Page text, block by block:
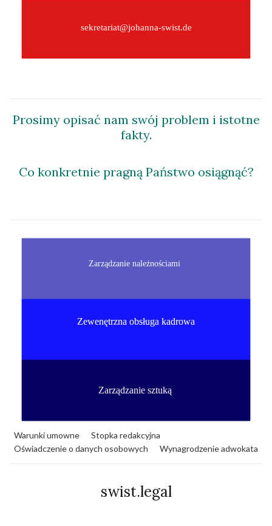
sekretariat@johanna-swist.de
Prosimy opisać nam swój problem i istotne
fakty.
Co konkretnie pragną Państwo osiągnąć?
Zarządzanie należnościami
Zewenętrzna obsługa kadrowa
Zarządzanie sztuką
Warunki umowne
Stopka redakcyjna
Oświadczenie o danych osobowych
Wynagrodzenie adwokata
swist.legal